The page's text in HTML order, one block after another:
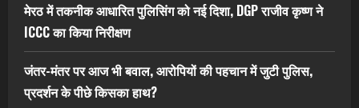
मेरठ में तकनीक आधारित पुलिसिंग को नई दिशा, DGP राजीव कृष्ण ने
ICCC का किया निरीक्षण
जंतर-मंतर पर आज भी बवाल, आरोपियों की पहचान में जुटी पुलिस,
प्रदर्शन के पीछे किसका हाथ?